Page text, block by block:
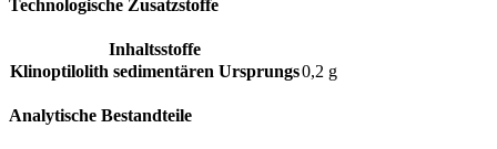
Technologische Zusatzstoffe
Inhaltsstoffe
Klinoptilolith sedimentären Ursprungs0,2 g
Analytische Bestandteile